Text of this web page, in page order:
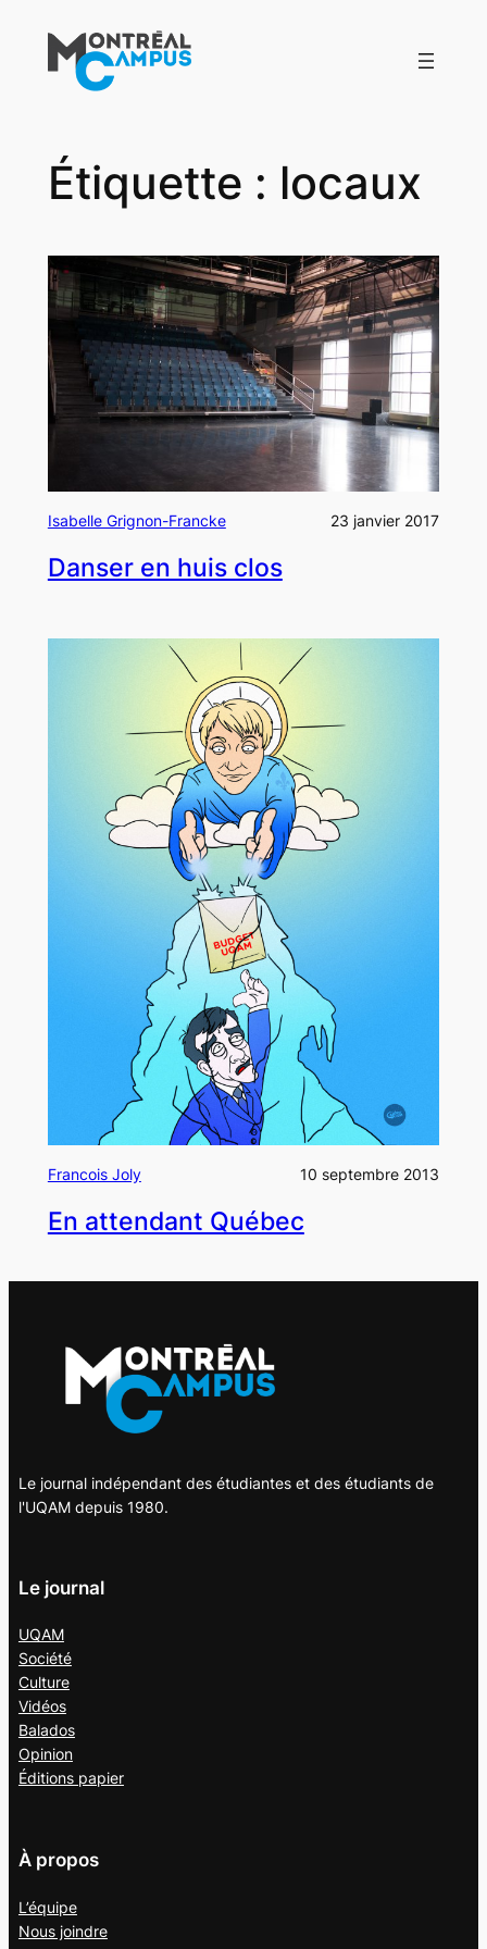
contenu
Étiquette : locaux
Isabelle Grignon-Francke 23 janvier 2017
Danser en huis clos
Francois Joly 10 septembre 2013
En attendant Québec
Le journal indépendant des étudiantes et des étudiants de
l'UQAM depuis 1980.
Le journal
UQAM
Société
Culture
Vidéos
Balados
Opinion
Éditions papier
À propos
L’équipe
Nous joindre